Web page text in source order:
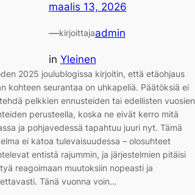
maalis 13, 2026
—kirjoittajaadmin
in Yleinen
2025 joulublogissa kirjoitin, että etäohjaus
kohteen seurantaa on uhkapeliä. Päätöksiä ei
pelkkien ennusteiden tai edellisten vuosien
perusteella, koska ne eivät kerro mitä
ja pohjavedessä tapahtuu juuri nyt. Tämä
ei katoa tulevaisuudessa – olosuhteet
entistä rajummin, ja järjestelmien pitäisi
reagoimaan muutoksiin nopeasti ja
Tänä vuonna voin…